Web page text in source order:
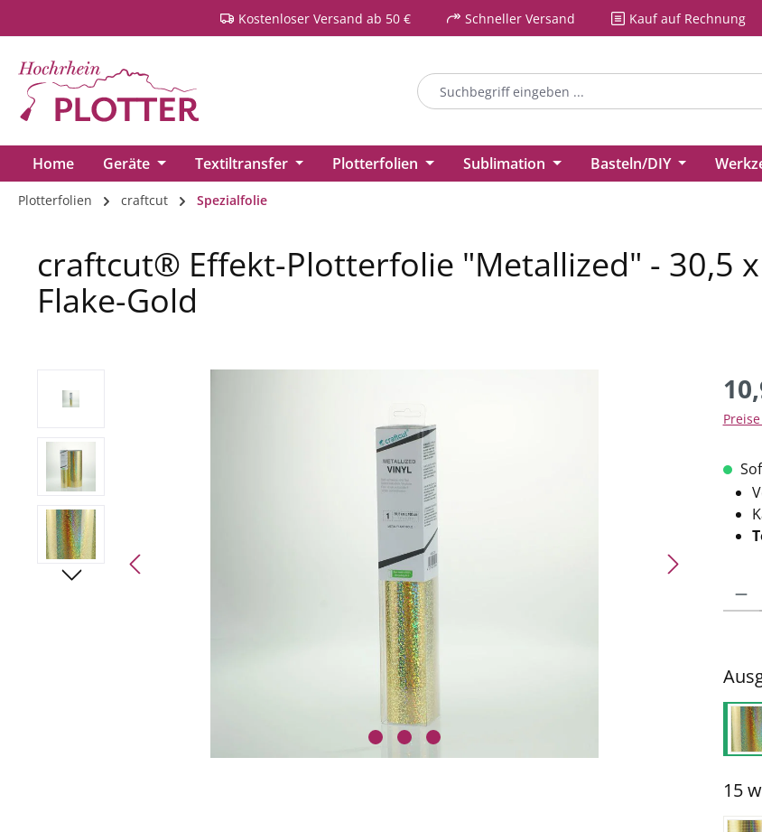
Zur Hauptnavigation springenKostenloser Versand ab 50 € Schneller Versand Kauf auf Rechnung
Home Geräte Textiltransfer Plotterfolien Sublimation Basteln/DIY
Plotterfolien craftcut Spezialfolie
craftcut® Effekt-Plotterfolie "Metallized" - 30,5
Flake-Gold
15